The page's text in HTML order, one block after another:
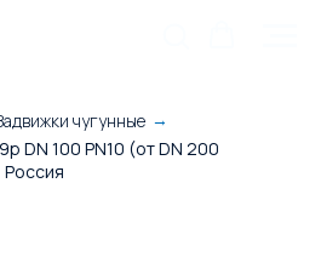
чугунные →
DN 100 PN10 (от DN 200
Россия